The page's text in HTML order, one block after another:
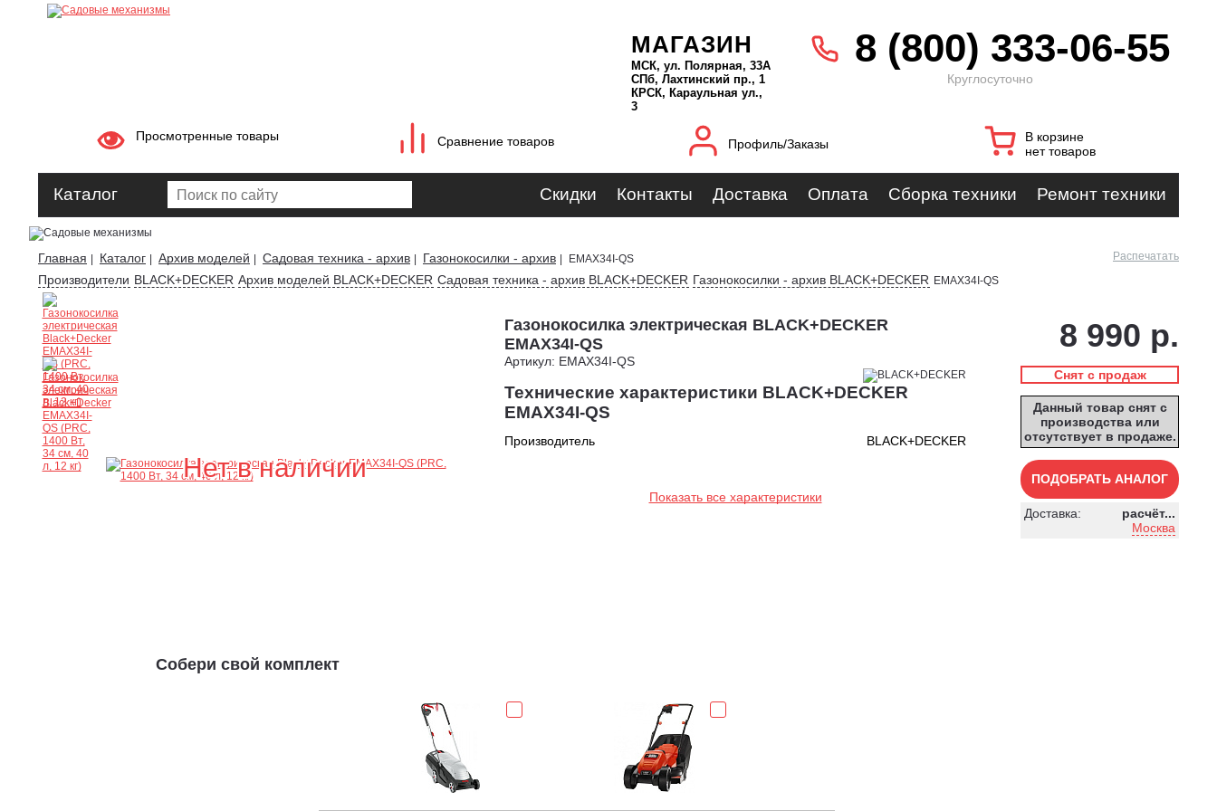
МАГАЗИН
МСК, ул. Полярная, 33А
СПб, Лахтинский пр., 1
КРСК, Караульная ул.,
3
8 (800) 333-06-55
Круглосуточно
Просмотренные товары Сравнение товаров Профиль/Заказы
В корзине
нет товаров
Каталог Скидки Контакты Доставка Оплата Сборка техники Ремонт техники
Главная Каталог Архив моделей Садовая техника - архив Газонокосилки - архив EMAX34I-QS Распечатать
Производители BLACK+DECKER Архив моделей BLACK+DECKER Садовая техника - архив BLACK+DECKER Газонокосилки - архив BLACK+DECKER EMAX34I-QS
Нет в наличии
Газонокосилка электрическая BLACK+DECKER
EMAX34I-QS
Артикул: EMAX34I-QS
Технические характеристики BLACK+DECKER
EMAX34I-QS
Производитель BLACK+DECKER
Показать все характеристики
8 990 р.
Снят с продаж
Данный товар снят с
производства или
отсутствует в продаже.
ПОДОБРАТЬ АНАЛОГ
Доставка:
расчёт...
Москва
Собери свой комплект